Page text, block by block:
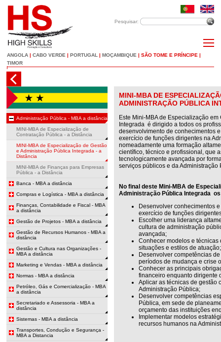
Pesquisar:
ANGOLA | CABO VERDE | PORTUGAL | MOÇAMBIQUE | SÃO TOME E PRÍNCIPE |
TIMOR
Administração Pública - MBA a distância
MINI-MBA de Especialização de
Contratação Pública - a Distância
MINI-MBA de Especialização de Gestão
e Administração Pública Integrada - a
Distância
MINI-MBA de Finanças para Empresas
Pública - a Distância
Banca - MBA a distância
Compras e Logística - MBA a distância
Finanças, Contabilidade e Fiscal - MBA
a distância
Gestão de Projetos - MBA a distância
Gestão de Recursos Humanos - MBA a
distância
Gestão e Cultura nas Organizações -
MBA a distância
Marketing e Vendas - MBA a distância
Normas - MBA a distância
Petróleo, Gás e Comercialização - MBA
a distância
Secretariado e Assessoria - MBA a
distância
Sistemas - MBA a distância
Transportes, Condução e Segurança -
MBA a Distancia
MINI-MBA DE
ADMINISTRAÇÃO PÚBLICA
Este Mini-MBA de Especialização
Integrada é dirigido a todos os
desenvolvimento de conhecimentos
exercício de funções dirigentes na
nomeadamente uma formação
científico, técnico e profissional, que
tecnologicamente avançada por
serviços públicos e da Administração
No final deste Mini-MBA de
Administração Pública Integrada
Desenvolver conhecimentos
exercício de funções
Escolher uma liderança
cultura de administração
avançada;
Conhecer modelos e
situações e estilos de
Desenvolver competências
períodos de mudança e crise
Conhecer as principais
financeiro enquanto dirigente
Aplicar as técnicas de gestão
Administração Pública;
Desenvolver competências
Pública, em sede de
orçamento das instituições
Implementar modelos
recursos humanos na